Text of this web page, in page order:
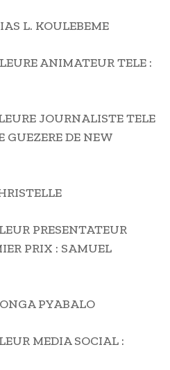
L. KOULEBEME
ANIMATEUR TELE :
JOURNALISTE TELE
GUEZERE DE NEW
PRESENTATEUR
PRIX : SAMUEL
PYABALO
MEDIA SOCIAL :